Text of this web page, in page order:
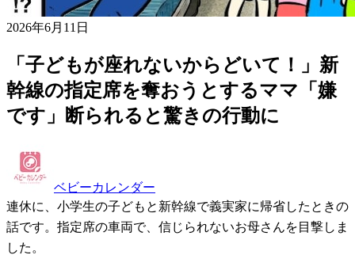
2026年6月11日
「子どもが座れないからどいて！」新
幹線の指定席を奪おうとするママ「嫌
です」断られると驚きの行動に
ベビーカレンダー
連休に、小学生の子どもと新幹線で義実家に帰省したときの
話です。指定席の車両で、信じられないお母さんを目撃しま
した。